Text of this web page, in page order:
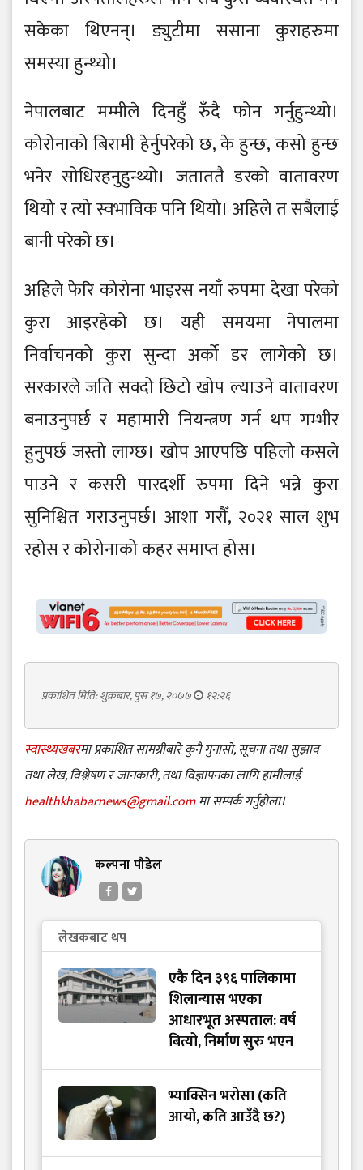
सकेका थिएनन्। ड्युटीमा ससाना कुराहरुमा
समस्या हुन्थ्यो।
नेपालबाट मम्मीले दिनहुँ रुँदै फोन गर्नुहुन्थ्यो।
कोरोनाको बिरामी हेर्नुपरेको छ, के हुन्छ, कसो हुन्छ
भनेर सोधिरहनुहुन्थ्यो। जताततै डरको वातावरण
थियो र त्यो स्वभाविक पनि थियो। अहिले त सबैलाई
बानी परेको छ।
अहिले फेरि कोरोना भाइरस नयाँ रुपमा देखा परेको
कुरा आइरहेको छ। यही समयमा नेपालमा
निर्वाचनको कुरा सुन्दा अर्को डर लागेको छ।
सरकारले जति सक्दो छिटो खोप ल्याउने वातावरण
बनाउनुपर्छ र महामारी नियन्त्रण गर्न थप गम्भीर
हुनुपर्छ जस्तो लाग्छ। खोप आएपछि पहिलो कसले
पाउने र कसरी पारदर्शी रुपमा दिने भन्ने कुरा
सुनिश्चित गराउनुपर्छ। आशा गरौँ, २०२१ साल शुभ
रहोस र कोरोनाको कहर समाप्त होस।
प्रकाशित मिति: शुक्रबार, पुस १७, २०७७ १२:२६
स्वास्थ्यखबरमा प्रकाशित सामग्रीबारे कुनै गुनासो, सूचना तथा सुझाव
तथा लेख, विश्लेषण र जानकारी, तथा विज्ञापनका लागि हामीलाई
healthkhabarnews@gmail.comमा सम्पर्क गर्नुहोला।
कल्पना पौडेल
लेखकबाट थप
एकै दिन ३९६ पालिकामा
शिलान्यास भएका
आधारभूत अस्पताल: वर्ष
बित्यो, निर्माण सुरु भएन
भ्याक्सिन भरोसा (कति
आयो, कति आउँदै छ?)